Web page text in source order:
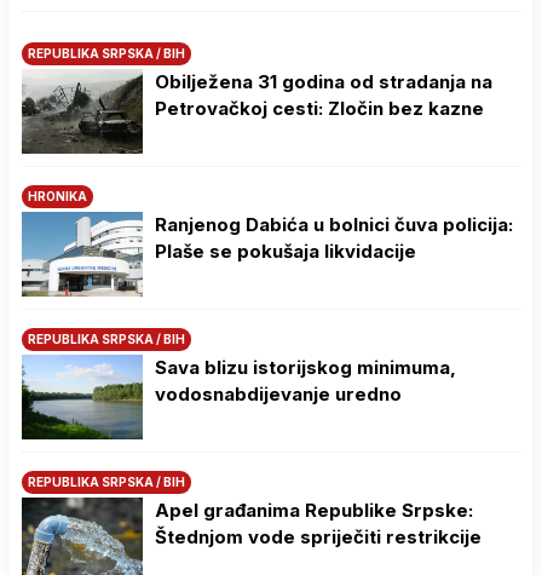
REPUBLIKA SRPSKA / BIH
Obilježena 31 godina od stradanja na
Petrovačkoj cesti: Zločin bez kazne
HRONIKA
Ranjenog Dabića u bolnici čuva policija:
Plaše se pokušaja likvidacije
REPUBLIKA SRPSKA / BIH
Sava blizu istorijskog minimuma,
vodosnabdijevanje uredno
REPUBLIKA SRPSKA / BIH
Apel građanima Republike Srpske:
Štednjom vode spriječiti restrikcije